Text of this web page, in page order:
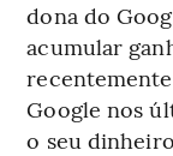
dona do
acumular
Google nos
o seu